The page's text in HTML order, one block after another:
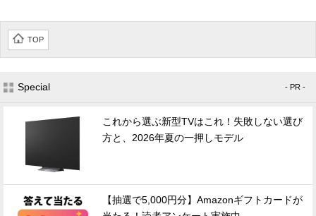
TOP
Special - PR -
これから選ぶ新型TVはこれ！失敗しない選び
方と、2026年夏の一押しモデル
【抽選で5,000円分】Amazonギフトカードが